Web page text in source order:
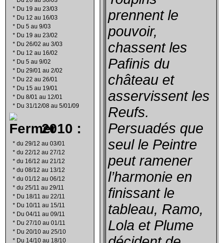
* Du 19 au 23/03
* Du 12 au 16/03
* Du 5 au 9/03
* Du 19 au 23/02
* Du 26/02 au 3/03
* Du 12 au 16/02
* Du 5 au 9/02
* Du 29/01 au 2/02
* Du 22 au 26/01
* Du 15 au 19/01
* Du 8/01 au 12/01
* Du 31/12/08 au 5/01/09
2010 :
* du 29/12 au 03/01
* du 22/12 au 27/12
* du 16/12 au 21/12
* du 08/12 au 13/12
* du 01/12 au 06/12
* du 25/11 au 29/11
* Du 18/11 au 22/11
* Du 10/11 au 15/11
* Du 04/11 au 09/11
* Du 27/10 au 01/11
* Du 20/10 au 25/10
* Du 14/10 au 18/10
prennent le
pouvoir,
chassent les
Pafinis du
château et
asservissent les
Reufs.
Persuadés que
seul le Peintre
peut ramener
l’harmonie en
finissant le
tableau, Ramo,
Lola et Plume